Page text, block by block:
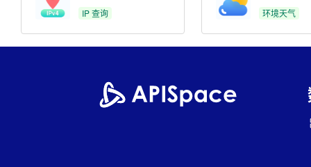
IP 查询 环境天气